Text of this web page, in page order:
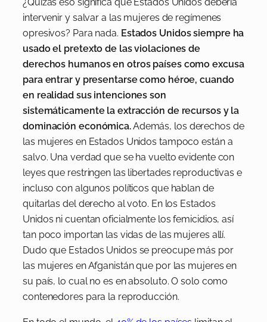
¿Quizás eso significa que Estados Unidos debería
intervenir y salvar a las mujeres de regímenes
opresivos? Para nada. Estados Unidos siempre ha
usado el pretexto de las violaciones de
derechos humanos en otros países como excusa
para entrar y presentarse como héroe, cuando
en realidad sus intenciones son
sistemáticamente la extracción de recursos y la
dominación económica.Además, los derechos de
las mujeres en Estados Unidos tampoco están a
salvo. Una verdad que se ha vuelto evidente con
leyes que restringen las libertades reproductivas e
incluso con algunos políticos que hablan de
quitarlas del derecho al voto. En los Estados
Unidos ni cuentan oficialmente los femicidios, así
tan poco importan las vidas de las mujeres allí.
Dudo que Estados Unidos se preocupe más por
las mujeres en Afganistán que por las mujeres en
su país, lo cual no es en absoluto. O solo como
contenedores para la reproducción.